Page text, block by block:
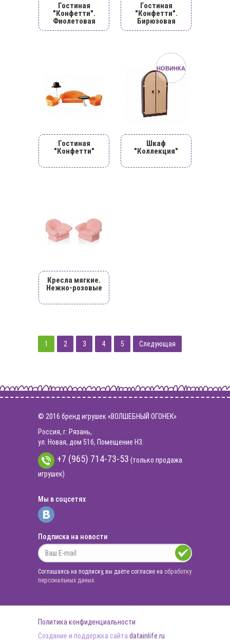
Гостиная
"Конфетти".
Фиолетовая
Гостиная
"Конфетти".
Бирюзовая
Гостиная
"Конфетти"
НОВИНКА
Шкаф
"Коллекция"
Кресла мягкие.
Нежно-розовые
1 2 3 4 5 Следующая
© 2016 бренд игрушек «ВОЛШЕБНЫЙ ОГОНЕК»
Россия, г. Рязань,
ул. Новая, дом 51б, Помещение Н3.
+7 (965) 714-73-53 (только продажа
игрушек)
Мы в соцсетях
Подписка на новости
Соглашаясь на подписку, вы даёте согласие на обработку
персональных даных
Политика конфиденциальности
Создание и поддержка сайта datainlife.ru